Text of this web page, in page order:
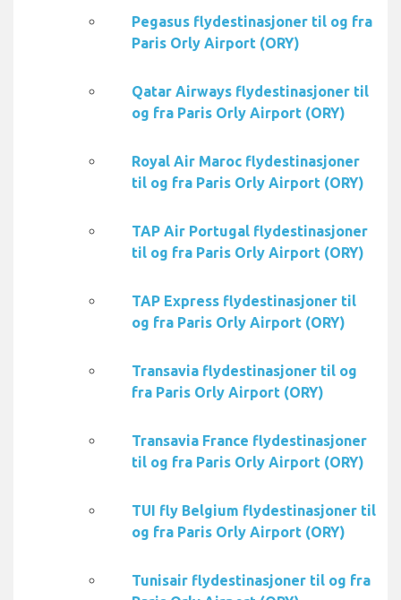
Pegasus flydestinasjoner til og fra
Paris Orly Airport (ORY)
Qatar Airways flydestinasjoner til
og fra Paris Orly Airport (ORY)
Royal Air Maroc flydestinasjoner
til og fra Paris Orly Airport (ORY)
TAP Air Portugal flydestinasjoner
til og fra Paris Orly Airport (ORY)
TAP Express flydestinasjoner til
og fra Paris Orly Airport (ORY)
Transavia flydestinasjoner til og
fra Paris Orly Airport (ORY)
Transavia France flydestinasjoner
til og fra Paris Orly Airport (ORY)
TUI fly Belgium flydestinasjoner til
og fra Paris Orly Airport (ORY)
Tunisair flydestinasjoner til og fra